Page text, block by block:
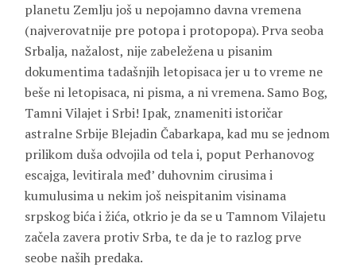
planetu Zemlju još u nepojamno davna vremena
(najverovatnije pre potopa i protopopa). Prva seoba
Srbalja, nažalost, nije zabeležena u pisanim
dokumentima tadašnjih letopisaca jer u to vreme ne
beše ni letopisaca, ni pisma, a ni vremena. Samo Bog,
Tamni Vilajet i Srbi! Ipak, znameniti istoričar
astralne Srbije Blejadin Čabarkapa, kad mu se jednom
prilikom duša odvojila od tela i, poput Perhanovog
escajga, levitirala međ’ duhovnim cirusima i
kumulusima u nekim još neispitanim visinama
srpskog bića i žića, otkrio je da se u Tamnom Vilajetu
začela zavera protiv Srba, te da je to razlog prve
seobe naših predaka.